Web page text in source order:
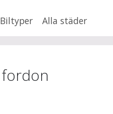
Biltyper Alla städer
tillmer än 500000
fordon